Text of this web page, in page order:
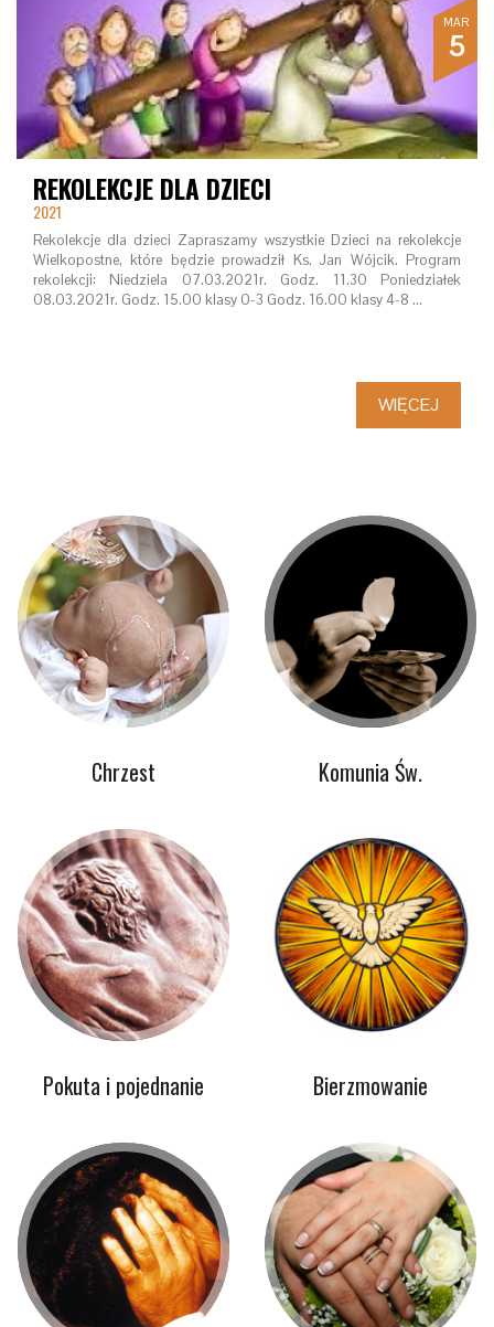
MAR
5
REKOLEKCJE DLA DZIECI
2021
Rekolekcje dla dzieci Zapraszamy wszystkie Dzieci na rekolekcje
Wielkopostne, które będzie prowadził Ks. Jan Wójcik. Program
rekolekcji: Niedziela 07.03.2021r. Godz. 11.30 Poniedziałek
08.03.2021r. Godz. 15.00 klasy 0-3 Godz. 16.00 klasy 4-8 …
WIĘCEJ
Chrzest Komunia Św.
Pokuta i pojednanie Bierzmowanie